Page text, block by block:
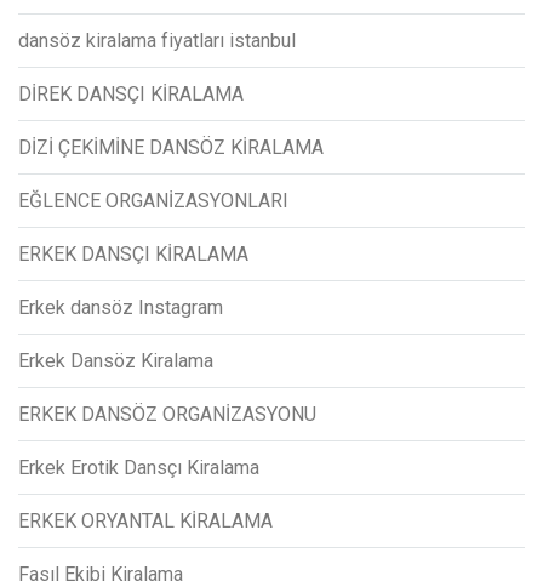
dansöz kiralama fiyatları istanbul
DİREK DANSÇI KİRALAMA
DİZİ ÇEKİMİNE DANSÖZ KİRALAMA
EĞLENCE ORGANİZASYONLARI
ERKEK DANSÇI KİRALAMA
Erkek dansöz Instagram
Erkek Dansöz Kiralama
ERKEK DANSÖZ ORGANİZASYONU
Erkek Erotik Dansçı Kiralama
ERKEK ORYANTAL KİRALAMA
Fasıl Ekibi Kiralama